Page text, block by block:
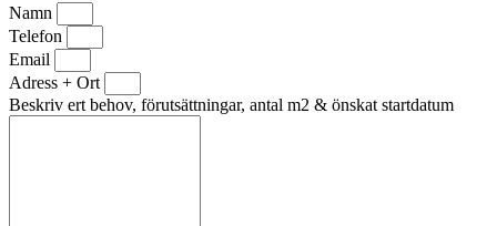
Namn
Telefon
Email
Adress + Ort
Beskriv ert behov, förutsättningar, antal m2 & önskat startdatum